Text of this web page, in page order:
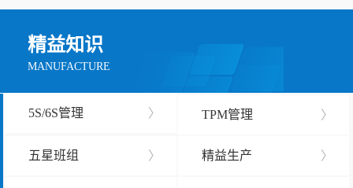
精益知识
MANUFACTURE
5S/6S管理 〉 TPM管理 〉
五星班组 〉 精益生产 〉